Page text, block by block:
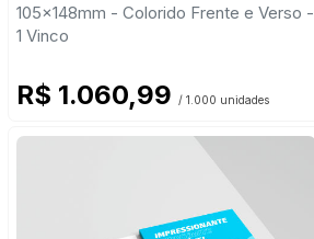
105x148mm - Colorido Frente e Verso -
1 Vinco
R$ 1.060,99 / 1.000 unidades